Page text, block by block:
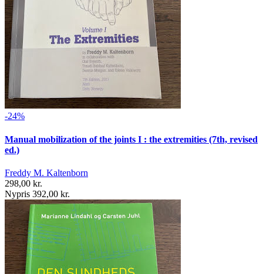
-24%
Manual mobilization of the joints I : the extremities (7th, revised
ed.)
Freddy M. Kaltenborn
298,00 kr.
Nypris 392,00 kr.